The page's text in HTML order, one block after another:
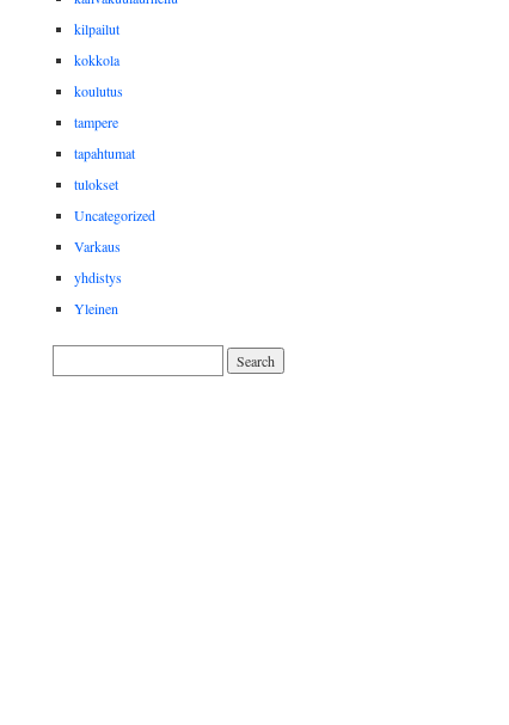
kilpailut
kokkola
koulutus
tampere
tapahtumat
tulokset
Uncategorized
Varkaus
yhdistys
Yleinen